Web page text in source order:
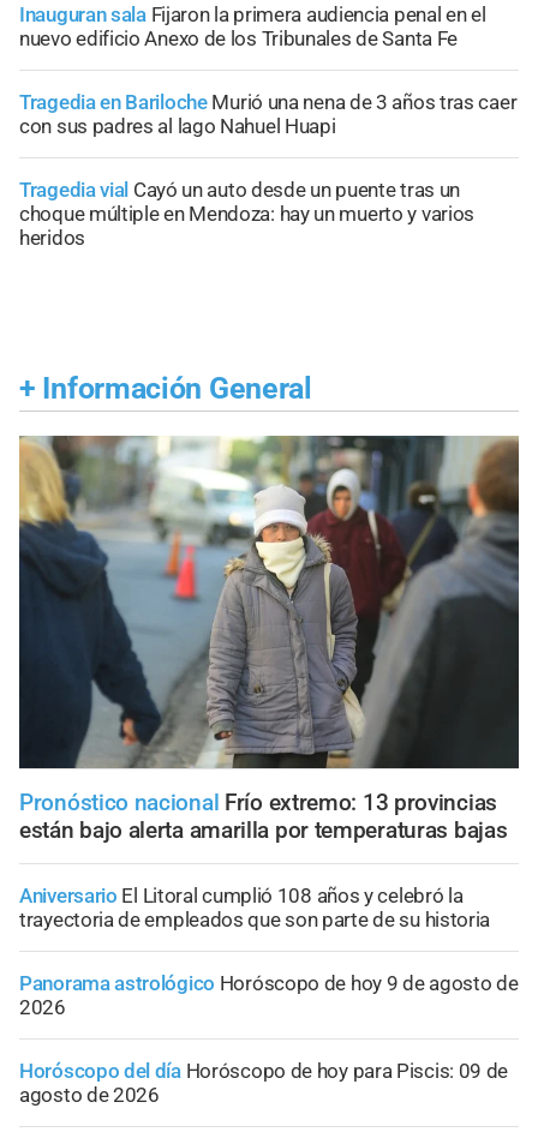
Inauguran sala Fijaron la primera audiencia penal en el
nuevo edificio Anexo de los Tribunales de Santa Fe
Tragedia en Bariloche Murió una nena de 3 años tras caer
con sus padres al lago Nahuel Huapi
Tragedia vial Cayó un auto desde un puente tras un
choque múltiple en Mendoza: hay un muerto y varios
heridos
+ Información General
Pronóstico nacional Frío extremo: 13 provincias
están bajo alerta amarilla por temperaturas bajas
Aniversario El Litoral cumplió 108 años y celebró la
trayectoria de empleados que son parte de su historia
Panorama astrológico Horóscopo de hoy 9 de agosto de
2026
Horóscopo del día Horóscopo de hoy para Piscis: 09 de
agosto de 2026